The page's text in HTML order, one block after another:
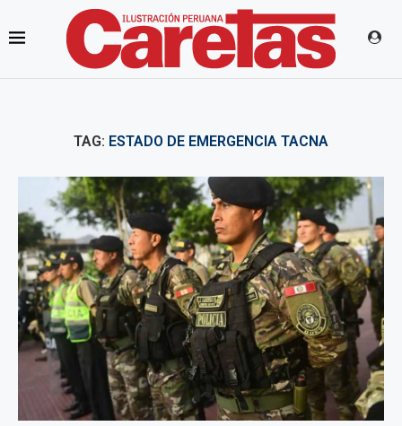
TAG: ESTADO DE EMERGENCIA TACNA